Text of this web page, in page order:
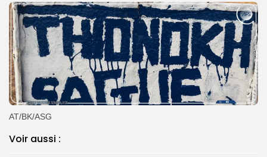
AT/BK/ASG
Voir aussi :